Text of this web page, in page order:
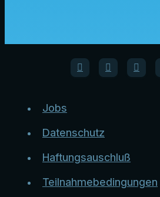
Jobs
Datenschutz
Haftungsauschluß
Teilnahmebedingungen